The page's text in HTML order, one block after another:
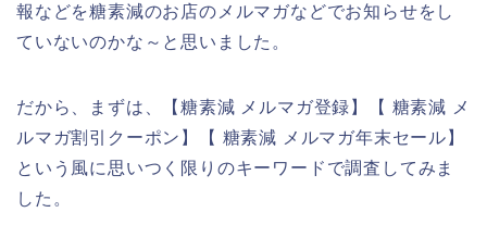
報などを糖素減のお店のメルマガなどでお知らせをし
ていないのかな～と思いました。
だから、まずは、【糖素減 メルマガ登録】【 糖素減 メ
ルマガ割引クーポン】【 糖素減 メルマガ年末セール】
という風に思いつく限りのキーワードで調査してみま
した。